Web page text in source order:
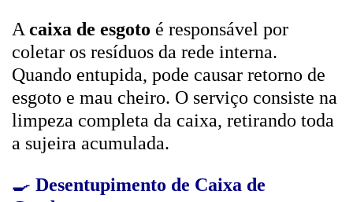
A caixa de esgoto é responsável por
coletar os resíduos da rede interna.
Quando entupida, pode causar retorno de
esgoto e mau cheiro. O serviço consiste na
limpeza completa da caixa, retirando toda
a sujeira acumulada.
🍳 Desentupimento de Caixa de